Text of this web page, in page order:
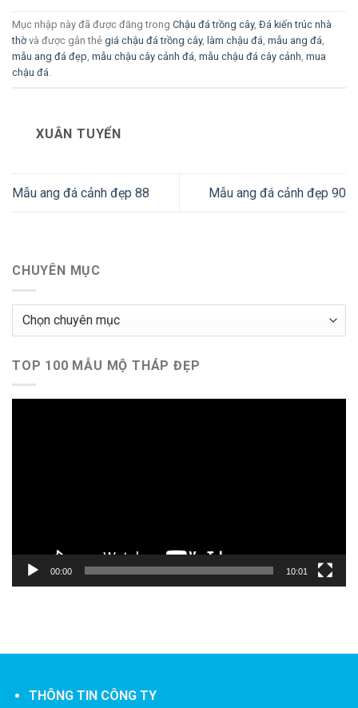
Mục nhập này đã được đăng trong Chậu đá trồng cây, Đá kiến trúc nhà
thờvà được gắn thẻ giá chậu đá trồng cây, làm chậu đá mẫu ang đá
mẫu ang đá đẹp mẫu chậu cây cảnh đá mẫu chậu đá cây cảnh mua
chậu đá
XUÂN TUYỂN
Mẫu ang đá cảnh đẹp 88 Mẫu ang đá cảnh đẹp 90
CHUYÊN MỤC
Chuyên
TOP 100 MẪU MỘ THÁP ĐẸP
00:00 10:01
THÔNG TIN CÔNG TY